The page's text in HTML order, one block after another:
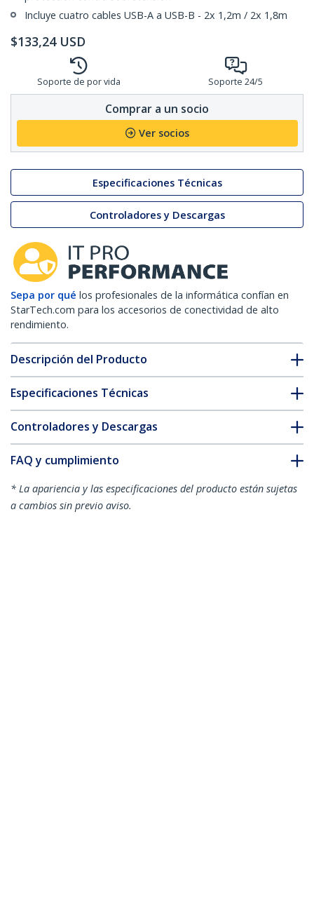
Incluye cuatro cables USB-A a USB-B - 2x 1,2m / 2x 1,8m
$133,24 USD
Soporte de por vida Soporte 24/5
Comprar a un socio
Ver socios
Especificaciones Técnicas
Controladores y Descargas
Sepa por qué los profesionales de la informática confían en
StarTech.com para los accesorios de conectividad de alto
rendimiento.
Descripción del Producto
Especificaciones Técnicas
Controladores y Descargas
FAQ y cumplimiento
* La apariencia y las especificaciones del producto están sujetas
a cambios sin previo aviso.